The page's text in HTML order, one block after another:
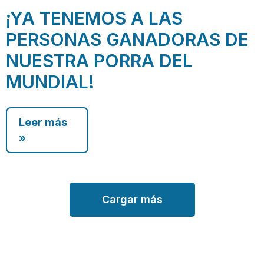
¡YA TENEMOS A LAS
PERSONAS GANADORAS DE
NUESTRA PORRA DEL
MUNDIAL!
Leer más
»
Cargar más